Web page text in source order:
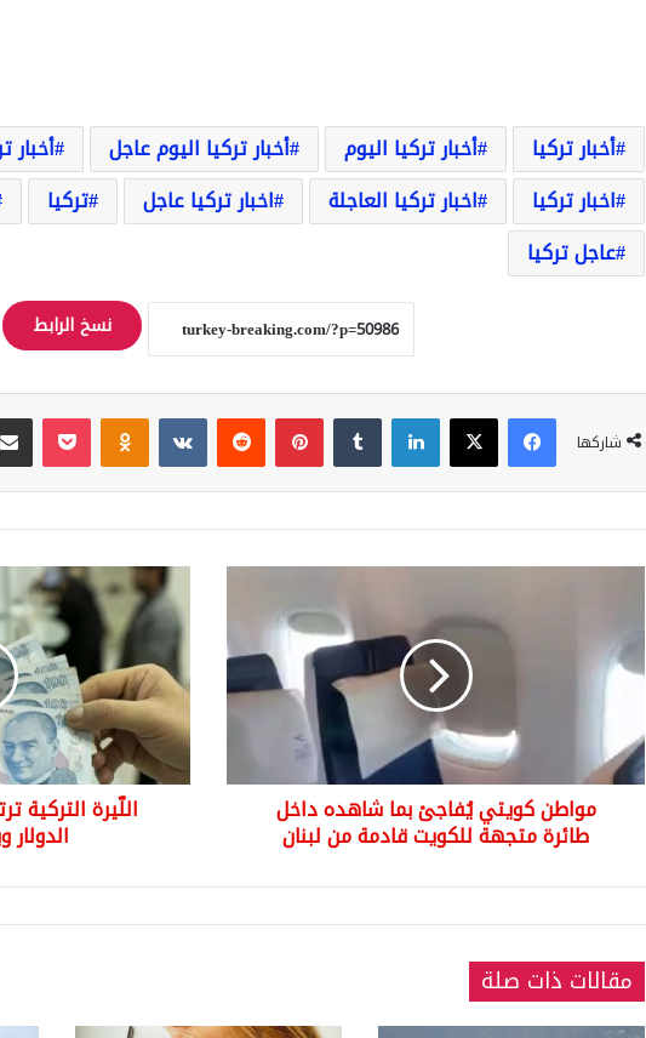
أخبار تركيا أخبار تركيا اليوم أخبار تركيا اليوم عاجل
أخبار
اخبار تركيا
اخبار تركيا العاجلة اخبار تركيا عاجل تركيا
عاجل تركيا
نسخ الرابط
شاركها
فيسبوك‫X لينكدإن بينتيريست Odnoklassniki
‫Pocket
بما
شاهده
طائرة
متجهة
للكويت
مواطن كويتي يُفاجئ بما شاهده داخل
طائرة متجهة للكويت قادمة من لبنان
اللّيرة
التركية
ترتفع
بشكل
كبير
مقابل
الدولار
وبقية
العملات
اللّيرة التركية
مقالات ذات صلة